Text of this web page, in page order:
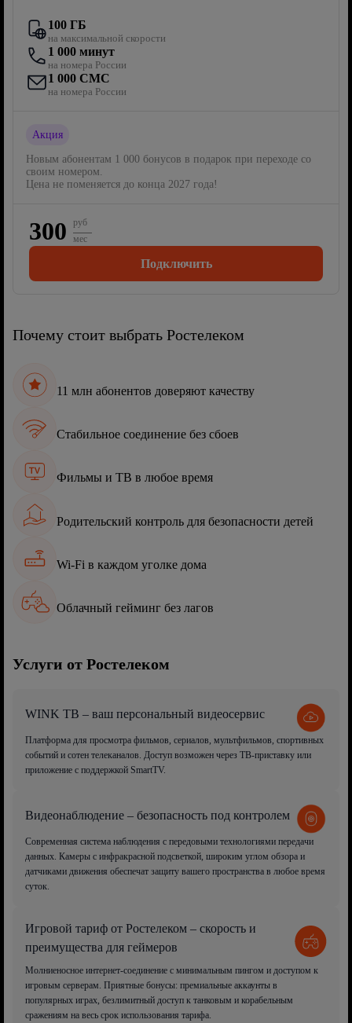
100 ГБ
на максимальной скорости
1 000 минут
на номера России
1 000 СМС
на номера России
Акция
Новым абонентам 1 000 бонусов в подарок при переходе со
своим номером.
Цена не поменяется до конца 2027 года!
300
руб
мес
Подключить
Почему стоит выбрать Ростелеком
11 млн абонентов доверяют качеству
Стабильное соединение без сбоев
Фильмы и ТВ в любое время
Родительский контроль для безопасности детей
Wi-Fi в каждом уголке дома
Облачный гейминг без лагов
Услуги от Ростелеком
WINK ТВ – ваш персональный видеосервис
Платформа для просмотра фильмов, сериалов, мультфильмов, спортивных
событий и сотен телеканалов. Доступ возможен через ТВ-приставку или
приложение с поддержкой SmartTV.
Видеонаблюдение – безопасность под контролем
Современная система наблюдения с передовыми технологиями передачи
данных. Камеры с инфракрасной подсветкой, широким углом обзора и
датчиками движения обеспечат защиту вашего пространства в любое время
суток.
Игровой тариф от Ростелеком – скорость и
преимущества для геймеров
Молниеносное интернет-соединение с минимальным пингом и доступом к
игровым серверам. Приятные бонусы: премиальные аккаунты в
популярных играх, безлимитный доступ к танковым и корабельным
сражениям на весь срок использования тарифа.